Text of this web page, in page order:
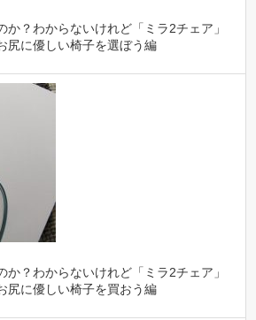
か？わからないけれど「ミラ2チェア」
尻に優しい椅子を選ぼう編
か？わからないけれど「ミラ2チェア」
尻に優しい椅子を買おう編